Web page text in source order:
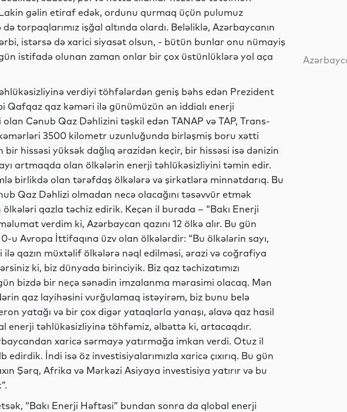
gəlin etiraf edək, ordunu qurmaq üçün pulumuz
torpaqlarımız işğal altında olardı. Beləliklə, Azərbaycanın
istərsə də xarici siyasət olsun, - bütün bunlar onu nümayiş
istifadə olunan zaman onlar bir çox üstünlüklərə yol aça
verdiyi töhfələrdən geniş bəhs edən Prezident
Qafqaz qaz kəməri ilə günümüzün ən iddialı enerji
Cənub Qaz Dəhlizini təşkil edən TANAP və TAP, Trans-
3500 kilometr uzunluğunda birləşmiş boru xətti
hissəsi yüksək dağlıq ərazidən keçir, bir hissəsi isə dənizin
artmaqda olan ölkələrin enerji təhlükəsizliyini təmin edir.
birlikdə olan tərəfdaş ölkələrə və şirkətlərə minnətdarıq. Bu
Qaz Dəhlizi olmadan necə olacağını təsəvvür etmək
qazla təchiz edirik. Keçən il burada – “Bakı Enerji
verdim ki, Azərbaycan qazını 12 ölkə alır. Bu gün
u Avropa İttifaqına üzv olan ölkələrdir: “Bu ölkələrin sayı,
qazın müxtəlif ölkələrə nəql edilməsi, ərazi və coğrafiya
ki, biz dünyada birinciyik. Biz qaz təchizatımızı
bizdə bir neçə sənədin imzalanma mərasimi olacaq. Mən
qaz layihəsini vurğulamaq istəyirəm, biz bunu belə
yatağı və bir çox digər yataqlarla yanaşı, əlavə qaz hasil
enerji təhlükəsizliyinə töhfəmiz, əlbəttə ki, artacaqdır.
xaricə sərmayə yatırmağa imkan verdi. Otuz il
edirdik. İndi isə öz investisiyalarımızla xaricə çıxırıq. Bu gün
Şərq, Afrika və Mərkəzi Asiyaya investisiya yatırır və bu
“Bakı Enerji Həftəsi” bundan sonra da qlobal enerji